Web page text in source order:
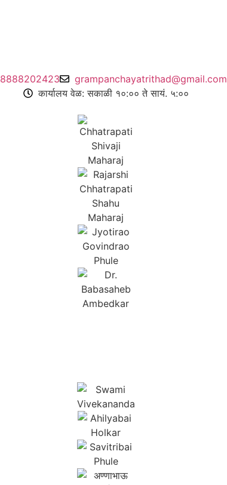
8888202423
grampanchayatrithad@gmail.com
कार्यालय वेळ: सकाळी १०:०० ते सायं. ५:००